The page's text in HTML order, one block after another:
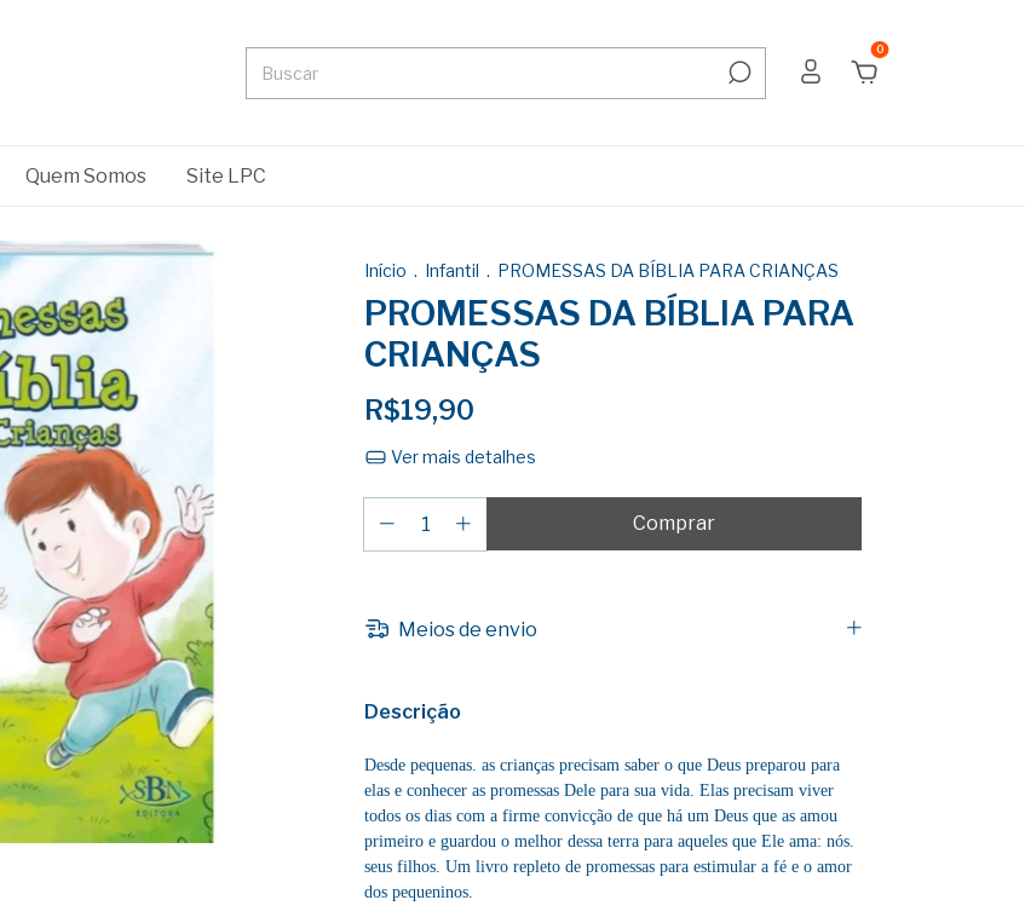
0
Quem Somos Site LPC
Início . Infantil . PROMESSAS DA BÍBLIA PARA CRIANÇAS
PROMESSAS DA BÍBLIA PARA
CRIANÇAS
R$19,90
Ver mais detalhes
Meios de envio
Descrição
Desde pequenas. as crianças precisam saber o que Deus preparou para
elas e conhecer as promessas Dele para sua vida. Elas precisam viver
todos os dias com a firme convicção de que há um Deus que as amou
primeiro e guardou o melhor dessa terra para aqueles que Ele ama: nós.
seus filhos. Um livro repleto de promessas para estimular a fé e o amor
dos pequeninos.